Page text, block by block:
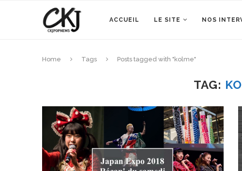
ACCUEIL LE SITE NOS
Home Tags Posts tagged with "kolme"
TAG: